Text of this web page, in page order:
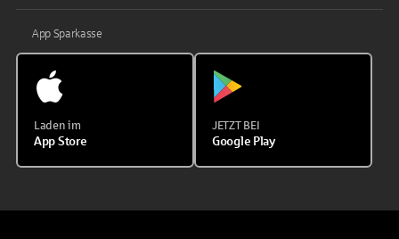
App Sparkasse
Laden im
App Store
JETZT BEI
Google Play